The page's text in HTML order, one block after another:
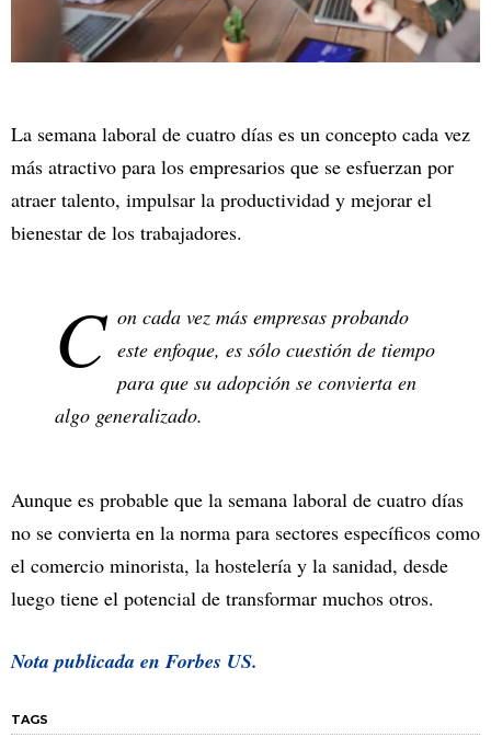
La semana laboral de cuatro días es un concepto cada vez
más atractivo para los empresarios que se esfuerzan por
atraer talento, impulsar la productividad y mejorar el
bienestar de los trabajadores.
C on cada vez más empresas probando
este enfoque, es sólo cuestión de tiempo
para que su adopción se convierta en
algo generalizado.
Aunque es probable que la semana laboral de cuatro días
no se convierta en la norma para sectores específicos como
el comercio minorista, la hostelería y la sanidad, desde
luego tiene el potencial de transformar muchos otros.
Nota publicada enForbes US.
TAGS